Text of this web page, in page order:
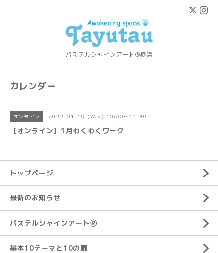
パステルシャインアート®横浜
カレンダー
オンライン 2022-01-19 (Wed) 10:00～11:30
【オンライン】1月わくわくワーク
トップページ
最新のお知らせ
パステルシャインアート🄬
基本10テーマと10の扉